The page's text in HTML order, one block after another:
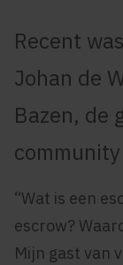
Recent
Johan de
Bazen, de
“Wat is een
escrow?
Mijn gast van